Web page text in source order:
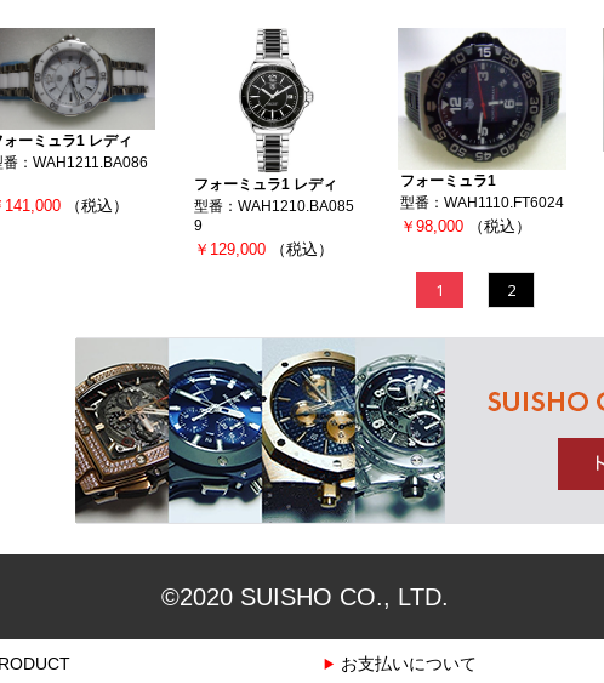
ォーミュラ1 レディ
番：WAH1211.BA086
141,000 （税込）
フォーミュラ1 レディ
型番：WAH1210.BA085
9
￥129,000 （税込）
フォーミュラ1
型番：WAH1110.FT6024
￥98,000 （税込）
1 2
©2020 SUISHO CO., LTD.
お支払いについて